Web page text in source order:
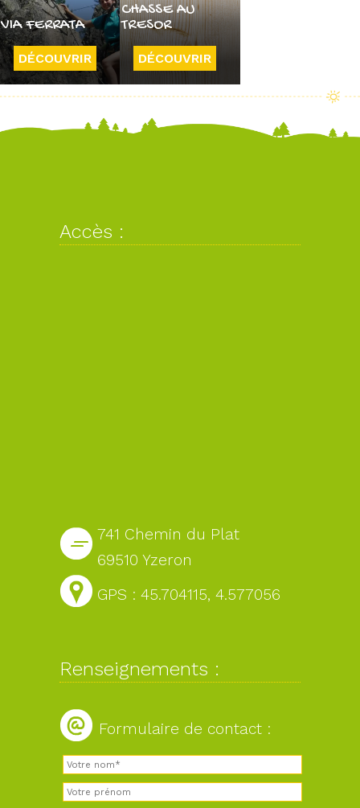
VIA FERRATA
DÉCOUVRIR
CHASSE AU
TRESOR
DÉCOUVRIR
Accès :
741 Chemin du Plat
69510 Yzeron
GPS : 45.704115, 4.577056
Renseignements :
Formulaire de contact :